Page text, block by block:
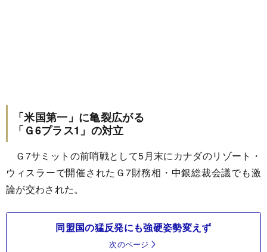
「米国第一」に亀裂広がる
「Ｇ6プラス1」の対立
Ｇ7サミットの前哨戦として5月末にカナダのリゾート・
ウィスラーで開催されたＧ7財務相・中銀総裁会議でも激
論が交わされた。
同盟国の猛反発にも強硬姿勢変えず
次のページ